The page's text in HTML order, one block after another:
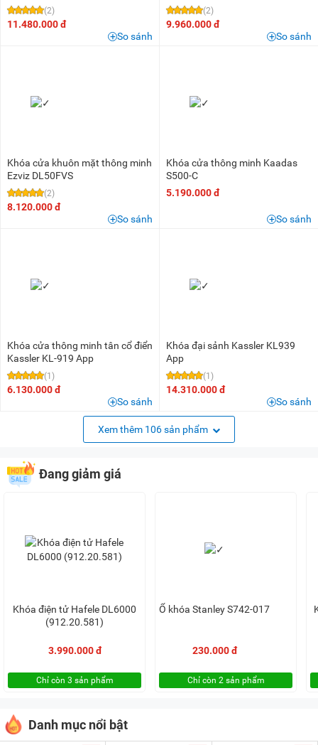
(2)
11.480.000 đ
So sánh
(2)
9.960.000 đ
So sánh
Khóa cửa khuôn mặt thông minh
Ezviz DL50FVS
(2)
8.120.000 đ
So sánh
Khóa cửa thông minh Kaadas
S500-C
5.190.000 đ
So sánh
Khóa cửa thông minh tân cổ điển
Kassler KL-919 App
(1)
6.130.000 đ
So sánh
Khóa đại sảnh Kassler KL939
App
(1)
14.310.000 đ
So sánh
Xem thêm 106 sản phẩm
Đang giảm giá
Khóa điện tử Hafele DL6000
(912.20.581)
3.990.000 đ
Chỉ còn 3 sản phẩm
Ổ khóa Stanley S742-017
230.000 đ
Chỉ còn 2 sản phẩm
Danh mục nổi bật